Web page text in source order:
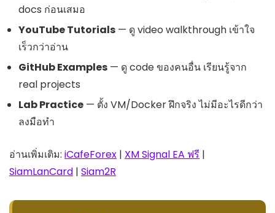
docs ก่อนเสมอ
YouTube Tutorials — ดู video walkthrough เข้าใจ
เร็วกว่าอ่าน
GitHub Examples — ดู code ของคนอื่น เรียนรู้จาก
real projects
Lab Practice — ตั้ง VM/Docker ฝึกจริง ไม่มีอะไรดีกว่า
ลงมือทำ
อ่านเพิ่มเติม: iCafeForex | XM Signal EA ฟรี |
SiamLanCard | Siam2R